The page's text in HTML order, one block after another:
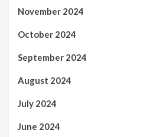
November 2024
October 2024
September 2024
August 2024
July 2024
June 2024